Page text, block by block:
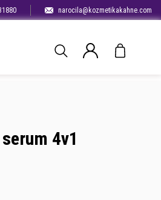
narocila@kozmetikakahne.com
4v1